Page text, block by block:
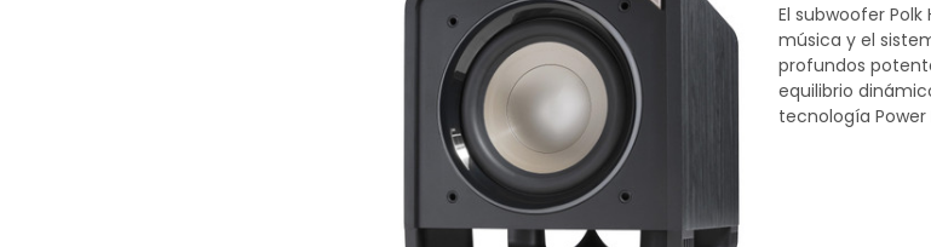
El subwoofer Polk
música y el
profundos
equilibrio
tecnología